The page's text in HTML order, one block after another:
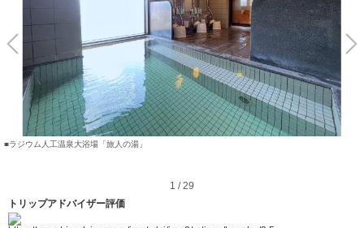
■ラジウム人工温泉大浴場「旅人の湯」
1 / 29
前へ 次へ
トリップアドバイザー評価